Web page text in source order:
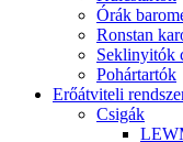
Órák
Ronstan
Seklinyitók
Pohártartók
Erőátviteli
Csigák